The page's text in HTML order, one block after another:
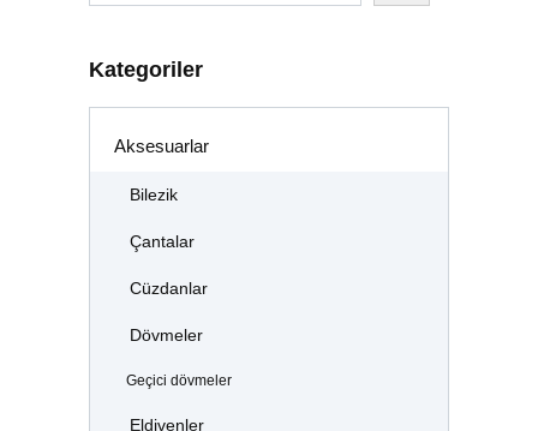
Kategoriler
Aksesuarlar
Bilezik
Çantalar
Cüzdanlar
Dövmeler
Geçici dövmeler
Eldivenler